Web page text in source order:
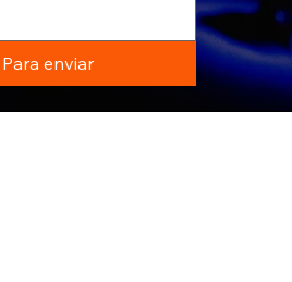
Para enviar